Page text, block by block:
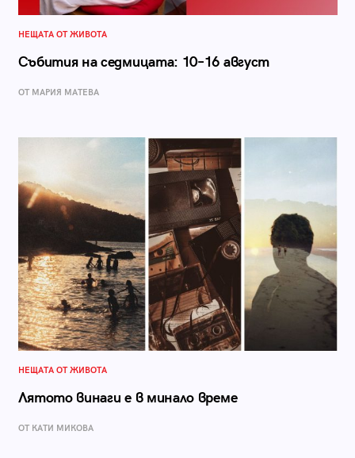
НЕЩАТА ОТ ЖИВОТА
Събития на седмицата: 10–16 август
ОТ МАРИЯ МАТЕВА
НЕЩАТА ОТ ЖИВОТА
Лятото винаги е в минало време
ОТ КАТИ МИКОВА